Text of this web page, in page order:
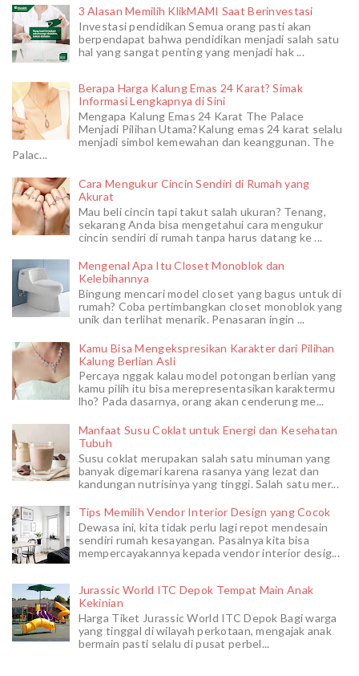
3 Alasan Memilih KlikMAMI Saat Berinvestasi
Investasi pendidikan Semua orang pasti akan
berpendapat bahwa pendidikan menjadi salah satu
hal yang sangat penting yang menjadi hak ...
Berapa Harga Kalung Emas 24 Karat? Simak
Informasi Lengkapnya di Sini
Mengapa Kalung Emas 24 Karat The Palace
Menjadi Pilihan Utama?Kalung emas 24 karat selalu
menjadi simbol kemewahan dan keanggunan. The
Palac...
Cara Mengukur Cincin Sendiri di Rumah yang
Akurat
Mau beli cincin tapi takut salah ukuran? Tenang,
sekarang Anda bisa mengetahui cara mengukur
cincin sendiri di rumah tanpa harus datang ke ...
Mengenal Apa Itu Closet Monoblok dan
Kelebihannya
Bingung mencari model closet yang bagus untuk di
rumah? Coba pertimbangkan closet monoblok yang
unik dan terlihat menarik. Penasaran ingin ...
Kamu Bisa Mengekspresikan Karakter dari Pilihan
Kalung Berlian Asli
Percaya nggak kalau model potongan berlian yang
kamu pilih itu bisa merepresentasikan karaktermu
lho? Pada dasarnya, orang akan cenderung me...
Manfaat Susu Coklat untuk Energi dan Kesehatan
Tubuh
Susu coklat merupakan salah satu minuman yang
banyak digemari karena rasanya yang lezat dan
kandungan nutrisinya yang tinggi. Salah satu mer...
Tips Memilih Vendor Interior Design yang Cocok
Dewasa ini, kita tidak perlu lagi repot mendesain
sendiri rumah kesayangan. Pasalnya kita bisa
mempercayakannya kepada vendor interior desig...
Jurassic World ITC Depok Tempat Main Anak
Kekinian
Harga Tiket Jurassic World ITC Depok Bagi warga
yang tinggal di wilayah perkotaan, mengajak anak
bermain pasti selalu di pusat perbel...